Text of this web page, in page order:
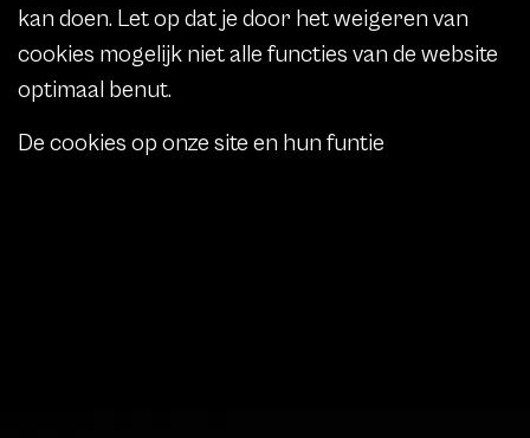
kan doen. Let op dat je door het weigeren van
cookies mogelijk niet alle functies van de website
optimaal benut.
De cookies op onze site en hun funtie